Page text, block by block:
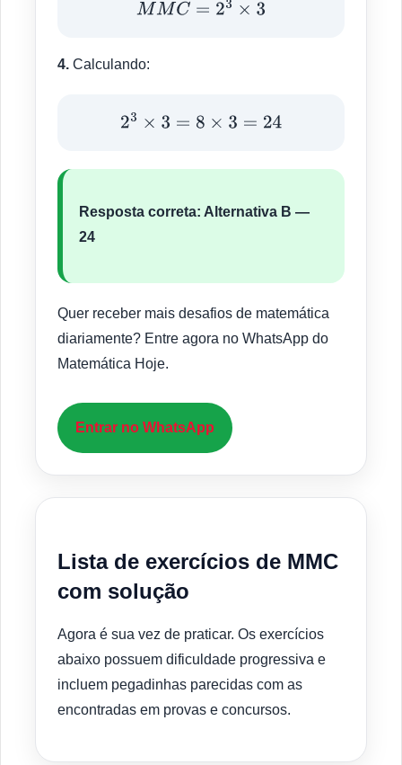
MMC =2 3× 3
4. Calculando:
2 ×3 =8 ×3 = 24
Resposta correta: Alternativa B —
24
Quer receber mais desafios de matemática
diariamente? Entre agora no WhatsApp do
Matemática Hoje.
Entrar no WhatsApp
Lista de exercícios de MMC
com solução
Agora é sua vez de praticar. Os exercícios
abaixo possuem dificuldade progressiva e
incluem pegadinhas parecidas com as
encontradas em provas e concursos.